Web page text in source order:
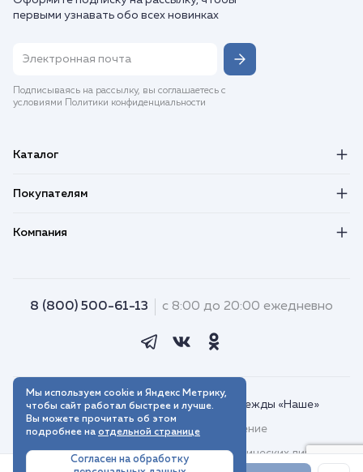
первыми узнавать обо всех новинках
Подписываясь на рассылку, вы соглашаетесь с
условиями Политики конфиденциальности
Каталог
Покупателям
Компания
8 (800) 500-61-13 с 8:00 до 20:00 ежедневно
© 2018–2026. Интернет-магазин одежды «Наше»
Пользовательское соглашение
Договор присоединения для юридических лиц
Мы используем cookie и Яндекс Метрику,
чтобы сайт работал быстрее и лучше.
Вы можете прочитать об этом
подробнее на отдельной странице
Согласен на обработку